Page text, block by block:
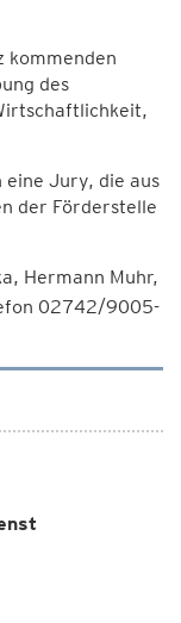
kommenden
des
Jury, die aus
der Förderstelle
Hermann Muhr,
02742/9005-